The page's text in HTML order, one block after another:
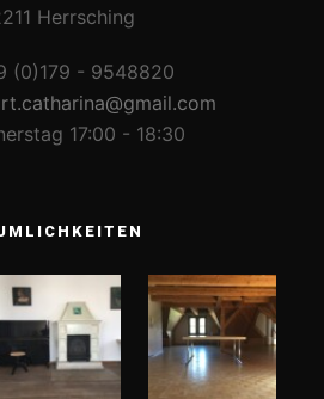
Herrsching
(0)179 - 9548820
17:00 - 18:30